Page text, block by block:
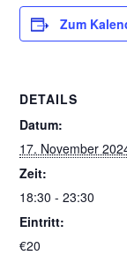
Zum
DETAILS
Datum:
17. November
Zeit:
18:30 - 23:30
Eintritt:
€20